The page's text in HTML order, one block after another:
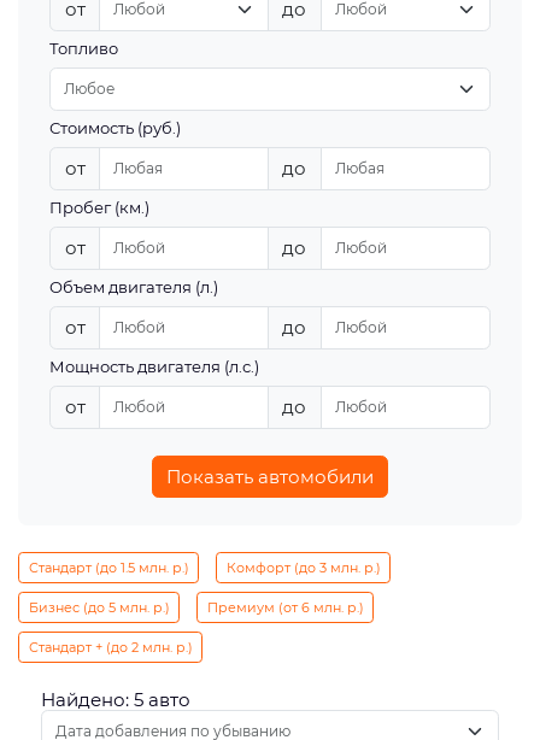
от до
Топливо
Стоимость (руб.)
от до
Пробег (км.)
от до
Объем двигателя (л.)
от до
Мощность двигателя (л.с.)
от до
Показать автомобили
Стандарт (до 1.5 млн. р.) Комфорт (до 3 млн. р.)
Бизнес (до 5 млн. р.) Премиум (от 6 млн. р.)
Стандарт + (до 2 млн. р.)
Найдено: 5 авто